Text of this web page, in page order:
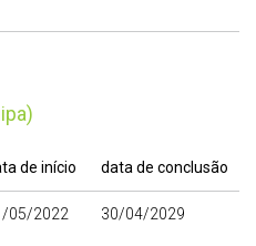
de início data de conclusão
05/2022 30/04/2029